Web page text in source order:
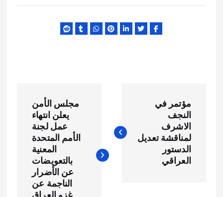
ص
مؤتمر في
النجف
الاشرف
لمناقشة تعديل
الدستور
العراقي
مجلس الأمن
يعلن انتهاء
عمل لجنة
الأمم المتحدة
المعنية
بالتعويضات
عن الأضرار
الناجمة عن